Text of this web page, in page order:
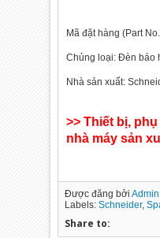
Mã đặt hàng (Part
Chủng loại: Đèn báo
Nhà sản xuất:
>> Thiết bị,
nhà máy sản
Được đăng bởiAdmin
Labels:Schneider,
Share to: